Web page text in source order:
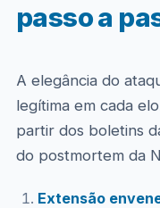
passo a
A elegância do
legítima em cada
partir dos boletins
do postmortem da
Extensão